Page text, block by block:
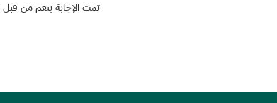
تمت الإجابة بنعم من قبل 0 زائر من 0 إجابة